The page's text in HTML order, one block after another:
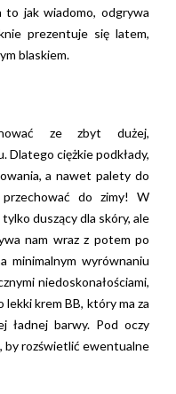
jak wiadomo, odgrywa
prezentuje się latem,
blaskiem.
ze zbyt dużej,
Dlatego ciężkie podkłady,
a nawet palety do
przechować do zimy! W
duszący dla skóry, ale
nam wraz z potem po
minimalnym wyrównaniu
niedoskonałościami,
krem BB, który ma za
ładnej barwy. Pod oczy
by rozświetlić ewentualne